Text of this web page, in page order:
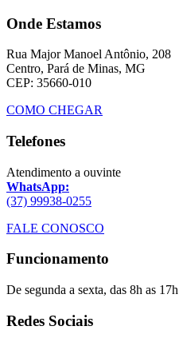
Onde Estamos
Rua Major Manoel Antônio, 208
Centro, Pará de Minas, MG
CEP: 35660-010
COMO CHEGAR
Telefones
Atendimento a ouvinte
WhatsApp:
(37) 99938-0255
FALE CONOSCO
Funcionamento
De segunda a sexta, das 8h as 17h
Redes Sociais